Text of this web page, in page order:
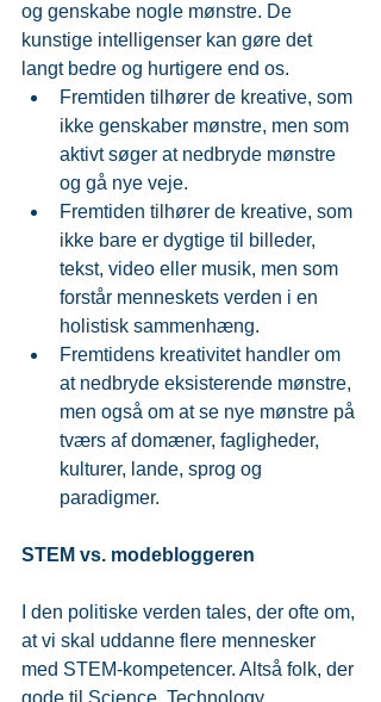
og genskabe nogle mønstre. De
kunstige intelligenser kan gøre det
langt bedre og hurtigere end os.
Fremtiden tilhører de kreative, som
ikke genskaber mønstre, men som
aktivt søger at nedbryde mønstre
og gå nye veje.
Fremtiden tilhører de kreative, som
ikke bare er dygtige til billeder,
tekst, video eller musik, men som
forstår menneskets verden i en
holistisk sammenhæng.
Fremtidens kreativitet handler om
at nedbryde eksisterende mønstre,
men også om at se nye mønstre på
tværs af domæner, fagligheder,
kulturer, lande, sprog og
paradigmer.
STEM vs. modebloggeren
I den politiske verden tales, der ofte om,
at vi skal uddanne flere mennesker
med STEM-kompetencer. Altså folk, der
gode til Science, Technology,